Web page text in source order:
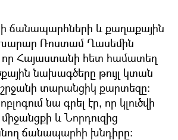
ճանապարհների և քաղաքային
Ռոստամ Ղասեմին
որ Հայաստանի հետ համատեղ
նախագծերը թույլ կտան
տարանցիկ քարտեզը:
նա գրել էր, որ կլուծվի
և Նորդուզից
ճանապարհի խնդիրը: